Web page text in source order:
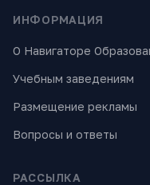
ИНФОРМАЦИЯ
О Навигаторе
Учебным заведениям
Размещение рекламы
Вопросы и ответы
РАССЫЛКА